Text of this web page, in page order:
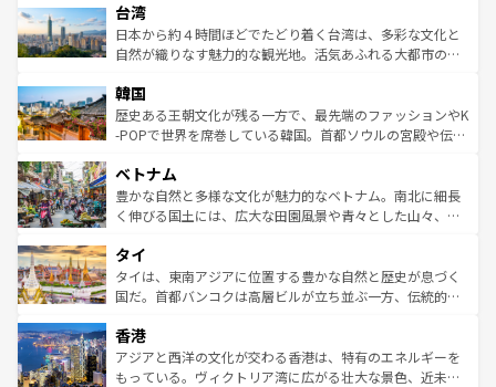
ならではの贅沢な旅のスタイルだ。 なお、新着のアメリカ
情報はコンテンツ一覧を参照してほしい。
れるおもてなしの心で訪れる人々を迎えてくれるハワイの
人々、おいしいローカルフードやハワイアンミュージッ
ク、伝統的なフラダンスなど、すべてがハワイの魅力を彩
ワイを、存分に味わってほしい。 なお、新着のハワイ情報
はコンテンツ一覧を参照してほしい。
リアリーフや大陸中央部にそびえるウルル（エアーズロッ
ク）、タスマニアの美しい原生林やケアンズの熱帯雨林な
ど、見どころがたくさん。また、カフェやワイン、オージ
いる。アクティビティも充実しており、サーフィンやダイ
ビング、ハイキングなど、アウトドア好きにはたまらな
い。オーストラリアの多彩な魅力を存分に味わいつくそ
参照してほしい。
台湾
日本から約４時間ほどでたどり着く台湾は、多彩な文化と
自然が織りなす魅力的な観光地。活気あふれる大都市の台
ン）、静ひつな山岳地帯である台湾東部など、都市の喧騒
と山間の静けさが共存しており、訪れる人に新しい発見と
驚きをもたらしてくれる。また、奥深い台湾の食文化も魅
容にもいいと評判のスイーツなど、バラエティ豊かな料理
が味わえる。 なお、新着の台湾情報は コンテンツ一覧を参
照してほしい。
韓国
歴史ある王朝文化が残る一方で、最先端のファッションやK
-POPで世界を席巻している韓国。首都ソウルの宮殿や伝統
き、地方に足を延ばせば四季折々の自然美を楽しむことが
できる。そして、キムチや焼肉、絶品のストリートフード
まで、さまざまな韓国料理が待っている。夜には、韓国な
リティに包まれながら、韓国の多彩な魅力を心ゆくまで味
わってみてほしい。 なお、新着の韓国情報はコンテンツ一
覧を参照してほしい。
ベトナム
豊かな自然と多様な文化が魅力的なベトナム。南北に細長
く伸びる国土には、広大な田園風景や青々とした山々、世
急速な発展と共に伝統が息づく。ハノイの古い町並みやホ
ーチミン市のフランス統治時代の建物も、独特の雰囲気を
醸し出している。また、バラエティの豊かさとおいしさで
とつ。フォーやバインミー、ベトナムコーヒーなどは、ぜ
ひ現地で味わいたい。どの地域を訪れてもあたたかい人々
が旅行者を迎えてくれるので、きっと忘れられない旅にな
タイ
タイは、東南アジアに位置する豊かな自然と歴史が息づく
国だ。首都バンコクは高層ビルが立ち並ぶ一方、伝統的な
の活気が交差している。北部ではチェンマイなどの山岳地
帯で自然と触れ合い、南部ではプーケットやクラビの美し
いビーチでリゾート気分を楽しむことができる。タイ料理
香港
アジアと西洋の文化が交わる香港は、特有のエネルギーを
もっている。ヴィクトリア湾に広がる壮大な景色、近未来